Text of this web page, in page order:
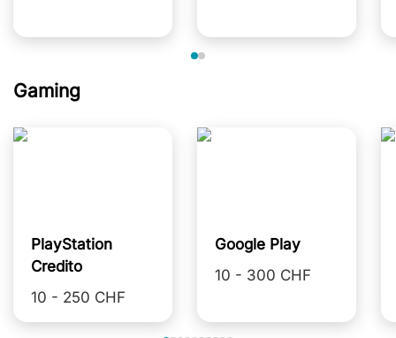
Gaming
PlayStation
Credito
10 - 250 CHF
Google Play
10 - 300 CHF